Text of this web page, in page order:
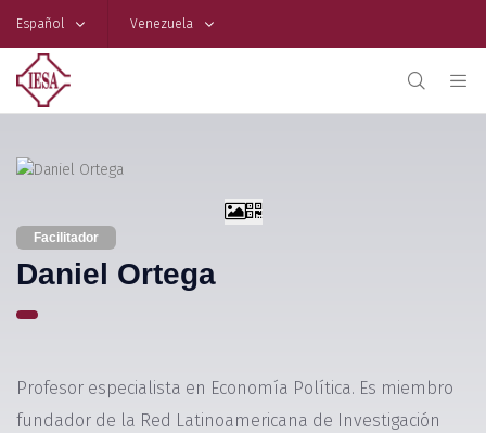
Español Venezuela
Facilitador
Daniel Ortega
Profesor especialista en Economía Política. Es miembro
fundador de la Red Latinoamericana de Investigación